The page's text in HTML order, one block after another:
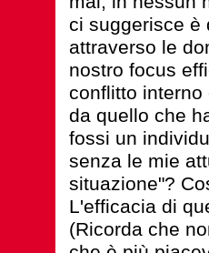
ci suggerisce è
attraverso le
nostro focus
conflitto
da quello che
fossi un
senza le mie
situazione"?
L'efficacia di
(Ricorda che